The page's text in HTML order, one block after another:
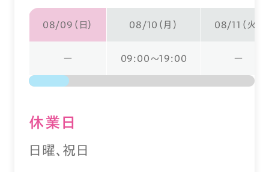
08/09（日） 08/10（月） 08/11（火）
ー 09:00～19:00 ー
休業⽇
日曜、祝日